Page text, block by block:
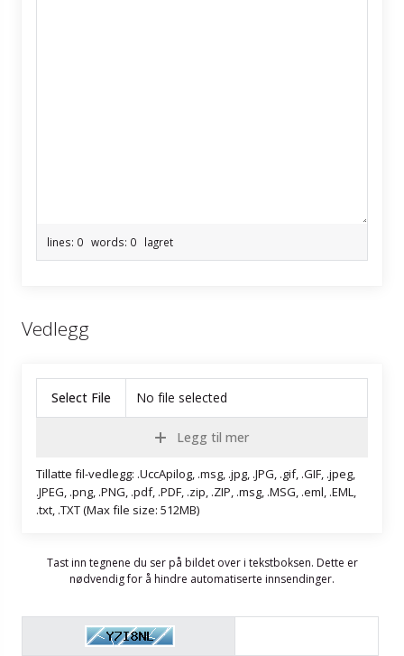
lines: 0 words: 0 lagret
Vedlegg
Select File No file selected
Legg til mer
Tillatte fil-vedlegg: .UccApilog, .msg, .jpg, .JPG, .gif, .GIF, .jpeg,
.JPEG, .png, .PNG, .pdf, .PDF, .zip, .ZIP, .msg, .MSG, .eml, .EML,
.txt, .TXT (Max file size: 512MB)
Tast inn tegnene du ser på bildet over i tekstboksen. Dette er
nødvendig for å hindre automatiserte innsendinger.